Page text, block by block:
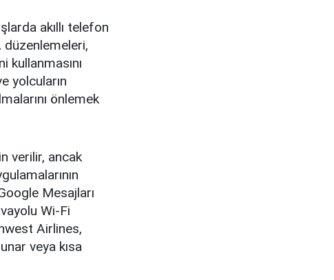
akıllı telefon
düzenlemeleri,
kullanmasını
yolcuların
önlemek
verilir, ancak
Mesajları
Wi-Fi
Airlines,
veya kısa